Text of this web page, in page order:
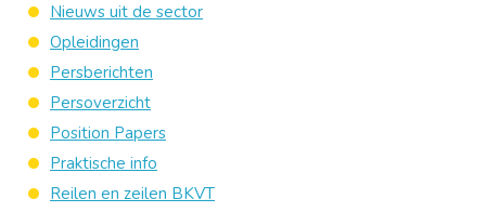
Nieuws uit de sector
Opleidingen
Persberichten
Persoverzicht
Position Papers
Praktische info
Reilen en zeilen BKVT